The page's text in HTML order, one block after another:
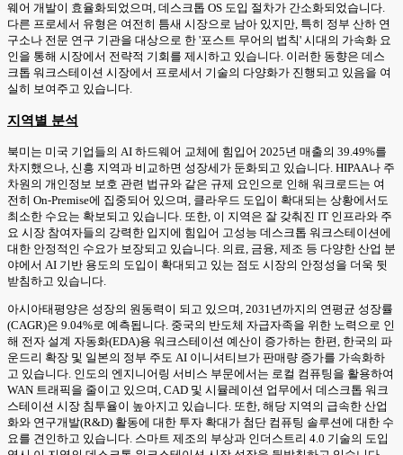
웨어 개발이 효율화되었으며, 데스크톱 OS 도입 절차가 간소화되었습니다.
다른 프로세서 유형은 여전히 틈새 시장으로 남아 있지만, 특히 정부 산하 연
구소나 전문 연구 기관을 대상으로 한 '포스트 무어의 법칙' 시대의 가속화 요
인을 통해 시장에서 전략적 기회를 제시하고 있습니다. 이러한 동향은 데스
크톱 워크스테이션 시장에서 프로세서 기술의 다양화가 진행되고 있음을 여
실히 보여주고 있습니다.
지역별 분석
북미는 미국 기업들의 AI 하드웨어 교체에 힘입어 2025년 매출의 39.49%를
차지했으나, 신흥 지역과 비교하면 성장세가 둔화되고 있습니다. HIPAA나 주
차원의 개인정보 보호 관련 법규와 같은 규제 요인으로 인해 워크로드는 여
전히 On-Premise에 집중되어 있으며, 클라우드 도입이 확대되는 상황에서도
최소한 수요는 확보되고 있습니다. 또한, 이 지역은 잘 갖춰진 IT 인프라와 주
요 시장 참여자들의 강력한 입지에 힘입어 고성능 데스크톱 워크스테이션에
대한 안정적인 수요가 보장되고 있습니다. 의료, 금융, 제조 등 다양한 산업 분
야에서 AI 기반 용도의 도입이 확대되고 있는 점도 시장의 안정성을 더욱 뒷
받침하고 있습니다.
아시아태평양은 성장의 원동력이 되고 있으며, 2031년까지의 연평균 성장률
(CAGR)은 9.04%로 예측됩니다. 중국의 반도체 자급자족을 위한 노력으로 인
해 전자 설계 자동화(EDA)용 워크스테이션 예산이 증가하는 한편, 한국의 파
운드리 확장 및 일본의 정부 주도 AI 이니셔티브가 판매량 증가를 가속화하
고 있습니다. 인도의 엔지니어링 서비스 부문에서는 로컬 컴퓨팅을 활용하여
WAN 트래픽을 줄이고 있으며, CAD 및 시뮬레이션 업무에서 데스크톱 워크
스테이션 시장 침투율이 높아지고 있습니다. 또한, 해당 지역의 급속한 산업
화와 연구개발(R&D) 활동에 대한 투자 확대가 첨단 컴퓨팅 솔루션에 대한 수
요를 견인하고 있습니다. 스마트 제조의 부상과 인더스트리 4.0 기술의 도입